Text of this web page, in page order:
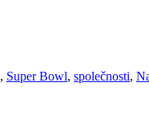
, Super Bowl, společnosti,